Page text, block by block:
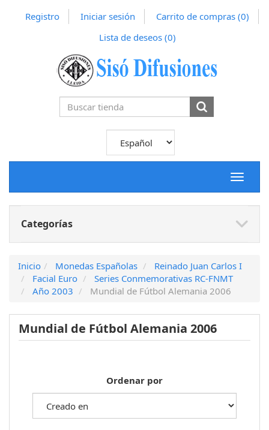
Registro Iniciar sesión Carrito de compras (0)
Lista de deseos (0)
Toggle
Categorías
Inicio Monedas Españolas
Reinado Juan Carlos I
Facial Euro
Series Conmemorativas RC-FNMT
Año 2003
Mundial de Fútbol Alemania 2006
Mundial de Fútbol Alemania 2006
Ordenar por